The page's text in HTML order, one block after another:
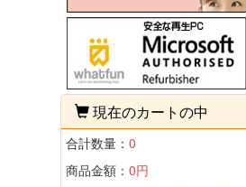
現在のカートの中
合計数量： 0
商品金額： 0円